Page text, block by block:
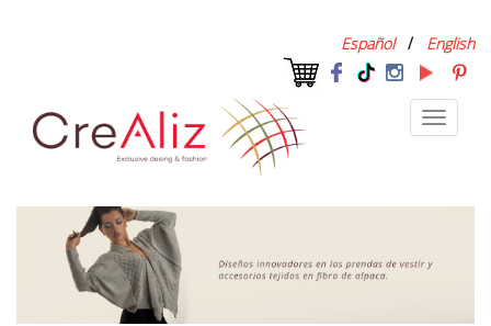
Español / English
Toggle